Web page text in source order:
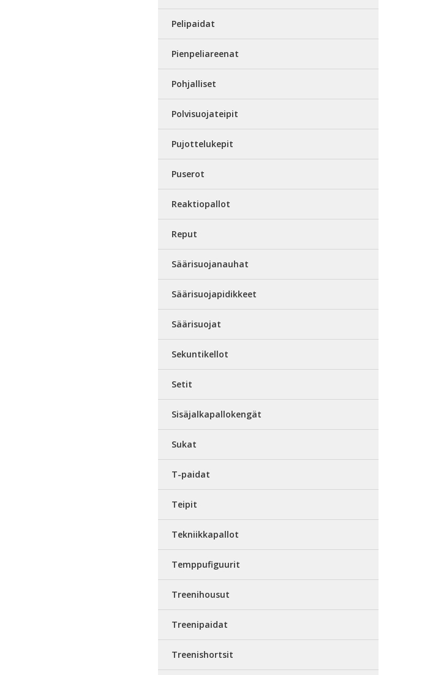
Pelipaidat
Pienpeliareenat
Pohjalliset
Polvisuojateipit
Pujottelukepit
Puserot
Reaktiopallot
Reput
Säärisuojanauhat
Säärisuojapidikkeet
Säärisuojat
Sekuntikellot
Setit
Sisäjalkapallokengät
Sukat
T-paidat
Teipit
Tekniikkapallot
Temppufiguurit
Treenihousut
Treenipaidat
Treenishortsit